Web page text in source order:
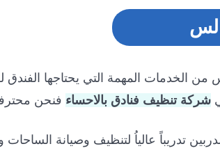
من الخدمات المهمة التي يحتاجها
شركة تنظيف فنادق بالاحساء فنحن
تدريباً عالياُ لتنظيف وصيانة